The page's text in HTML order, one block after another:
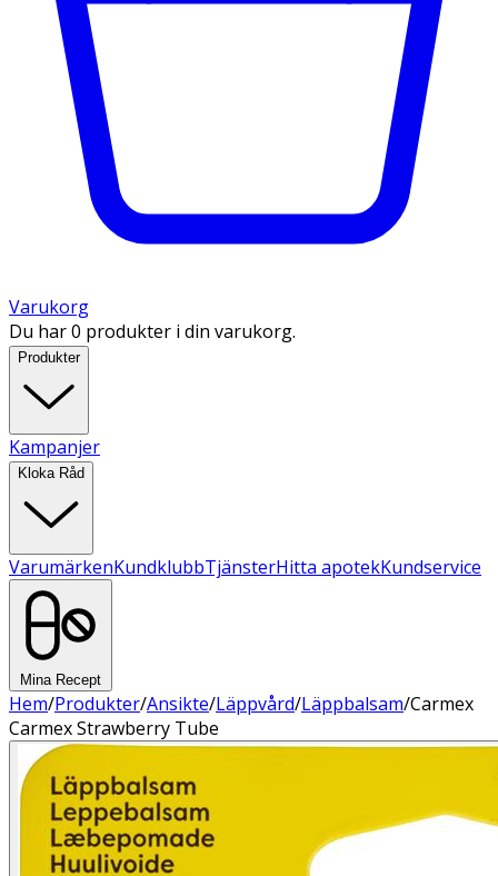
Varukorg
Du har 0 produkter i din varukorg.
Produkter
Kampanjer
Kloka Råd
VarumärkenKundklubbTjänsterHitta apotekKundservice
Mina Recept
Hem/Produkter/Ansikte/Läppvård/Läppbalsam/Carmex
Carmex Strawberry Tube